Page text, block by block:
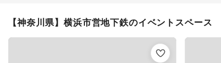
【神奈川県】横浜市営地下鉄のイベントスペース